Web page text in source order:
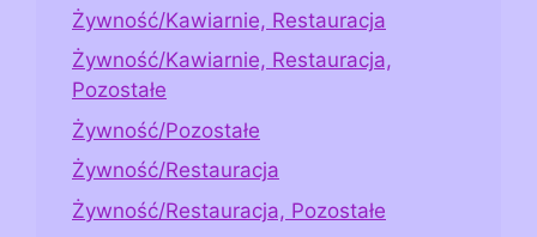
Żywność/Kawiarnie, Restauracja
Żywność/Kawiarnie, Restauracja,
Pozostałe
Żywność/Pozostałe
Żywność/Restauracja
Żywność/Restauracja, Pozostałe